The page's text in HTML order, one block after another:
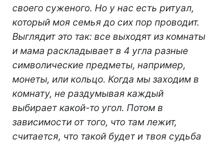
своего суженого. Но у нас есть ритуал,
который моя семья до сих пор проводит.
Выглядит это так: все выходят из комнаты
и мама раскладывает в 4 угла разные
символические предметы, например,
монеты, или кольцо. Когда мы заходим в
комнату, не раздумывая каждый
выбирает какой-то угол. Потом в
зависимости от того, что там лежит,
считается, что такой будет и твоя судьба